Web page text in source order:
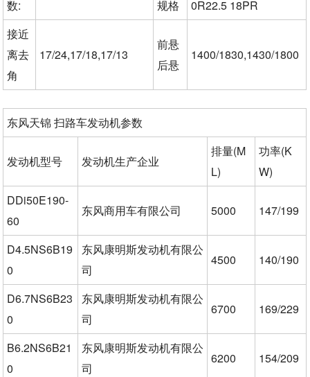
数:
规格
0R22.5 18PR
接近
离去
角
17/24,17/18,17/13
前悬
后悬
1400/1830,1430/1800
东风天锦 扫路车发动机参数
发动机型号 发动机生产企业
排量(M
L)
功率(K
W)
DDi50E190-
60
东风商用车有限公司 5000 147/199
D4.5NS6B19
0
东风康明斯发动机有限公
司
4500 140/190
D6.7NS6B23
0
东风康明斯发动机有限公
司
6700 169/229
B6.2NS6B21
0
东风康明斯发动机有限公
司
6200 154/209